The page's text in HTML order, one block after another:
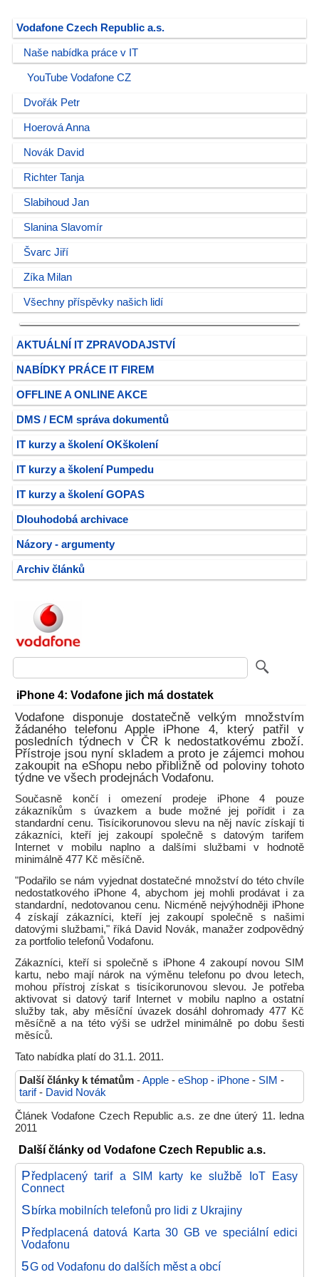
Vodafone Czech Republic a.s.
Naše nabídka práce v IT
YouTube Vodafone CZ
Dvořák Petr
Hoerová Anna
Novák David
Richter Tanja
Slabihoud Jan
Slanina Slavomír
Švarc Jiří
Zíka Milan
Všechny příspěvky našich lidí
AKTUÁLNÍ IT ZPRAVODAJSTVÍ
NABÍDKY PRÁCE IT FIREM
OFFLINE A ONLINE AKCE
DMS / ECM správa dokumentů
IT kurzy a školení OKškolení
IT kurzy a školení Pumpedu
IT kurzy a školení GOPAS
Dlouhodobá archivace
Názory - argumenty
Archiv článků
iPhone 4: Vodafone jich má dostatek
Vodafone disponuje dostatečně velkým množstvím
žádaného telefonu Apple iPhone 4, který patřil v
posledních týdnech v ČR k nedostatkovému zboží.
Přístroje jsou nyní skladem a proto je zájemci mohou
zakoupit na eShopu nebo přibližně od poloviny tohoto
týdne ve všech prodejnách Vodafonu.
Současně končí i omezení prodeje iPhone 4 pouze
zákazníkům s úvazkem a bude možné jej pořídit i za
standardní cenu. Tisícikorunovou slevu na něj navíc získají ti
zákazníci, kteří jej zakoupí společně s datovým tarifem
Internet v mobilu naplno a dalšími službami v hodnotě
minimálně 477 Kč měsíčně.
"Podařilo se nám vyjednat dostatečné množství do této chvíle
nedostatkového iPhone 4, abychom jej mohli prodávat i za
standardní, nedotovanou cenu. Nicméně nejvýhodněji iPhone
4 získají zákazníci, kteří jej zakoupí společně s našimi
datovými službami," říká David Novák, manažer zodpovědný
za portfolio telefonů Vodafonu.
Zákazníci, kteří si společně s iPhone 4 zakoupí novou SIM
kartu, nebo mají nárok na výměnu telefonu po dvou letech,
mohou přístroj získat s tisícikorunovou slevou. Je potřeba
aktivovat si datový tarif Internet v mobilu naplno a ostatní
služby tak, aby měsíční úvazek dosáhl dohromady 477 Kč
měsíčně a na této výši se udržel minimálně po dobu šesti
měsíců.
Tato nabídka platí do 31.1. 2011.
Další články k tématům -Apple - eShop - iPhone - SIM -
tarif- David Novák
Článek Vodafone Czech Republic a.s. ze dne úterý 11. ledna
2011
Další články od Vodafone Czech Republic a.s.
Předplacený tarif a SIM karty ke službě IoT Easy
Connect
Sbírka mobilních telefonů pro lidi z Ukrajiny
Předplacená datová Karta 30 GB ve speciální edici
Vodafonu
5G od Vodafonu do dalších měst a obcí